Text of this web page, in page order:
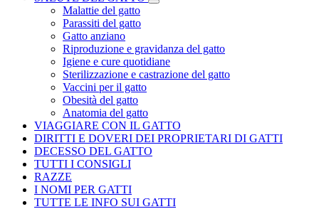
Malattie del gatto
Parassiti del gatto
Gatto anziano
Riproduzione e gravidanza del gatto
Igiene e cure quotidiane
Sterilizzazione e castrazione del gatto
Vaccini per il gatto
Obesità del gatto
Anatomia del gatto
VIAGGIARE CON IL GATTO
DIRITTI E DOVERI DEI PROPRIETARI DI GATTI
DECESSO DEL GATTO
TUTTI I CONSIGLI
RAZZE
I NOMI PER GATTI
TUTTE LE INFO SUI GATTI